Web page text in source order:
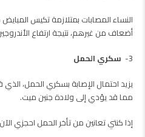
النساء المصابات بمتلازمة تكيس
أضعاف من غيرهم، نتيجة ارتفاع
3- سكري الحمل
يزيد احتمال الإصابة بسكري الحمل، الذي
مما قد يؤدي إلى ولادة جنين ميت.
إذا كنتي تعانين من تأخر الحمل احجزي